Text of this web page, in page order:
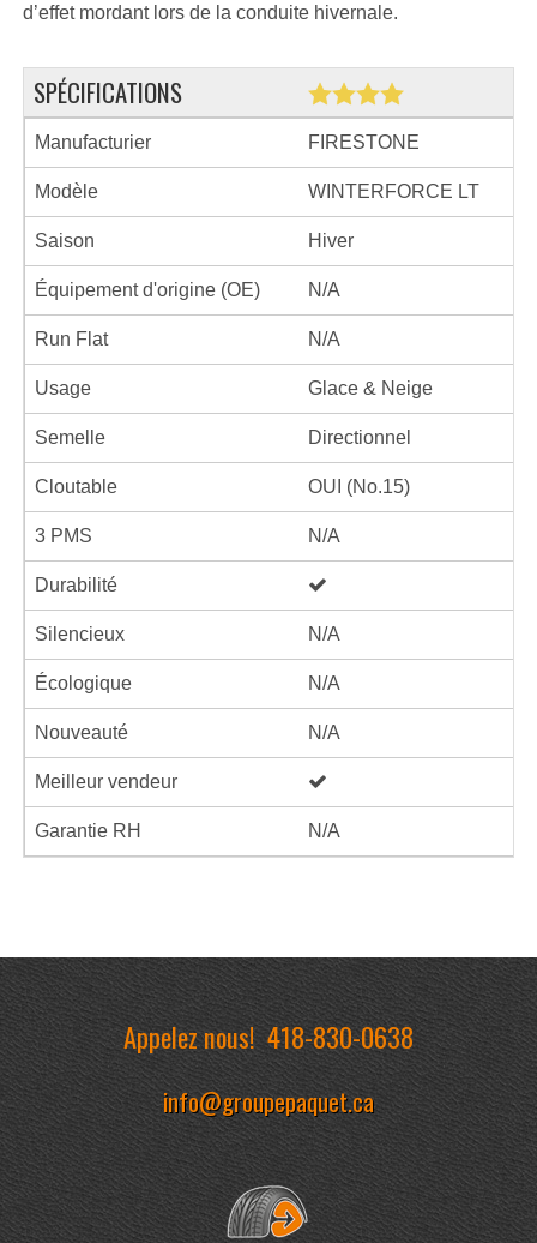
d’effet mordant lors de la conduite hivernale.
SPÉCIFICATIONS
Manufacturier FIRESTONE
Modèle WINTERFORCE LT
Saison Hiver
Équipement d'origine (OE) N/A
Run Flat N/A
Usage Glace & Neige
Semelle Directionnel
Cloutable OUI (No.15)
3 PMS N/A
Durabilité
Silencieux N/A
Écologique N/A
Nouveauté N/A
Meilleur vendeur
Garantie RH N/A
Appelez nous!418-830-0638
info@groupepaquet.ca